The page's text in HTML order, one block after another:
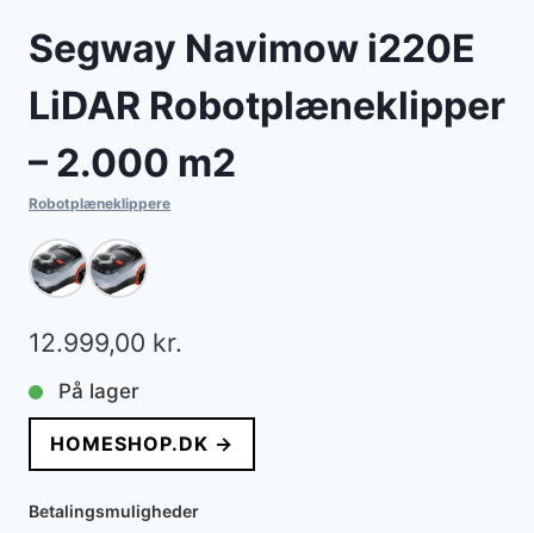
Segway Navimow i220E
LiDAR Robotplæneklipper
– 2.000 m2
Robotplæneklippere
12.999,00 kr.
På lager
HOMESHOP.DK →
Betalingsmuligheder